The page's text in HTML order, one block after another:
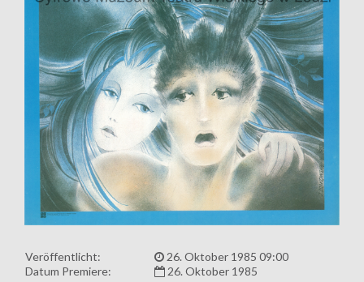
Veröffentlicht:
26. Oktober 1985 09:00
Datum Premiere:
26. Oktober 1985